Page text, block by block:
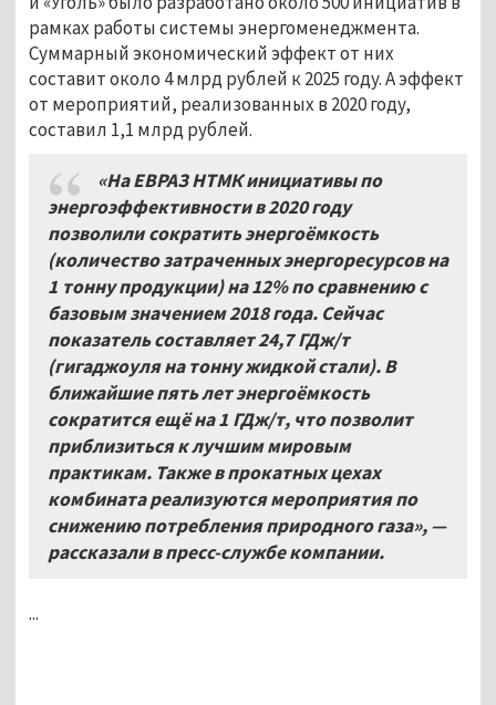
рамках работы системы энергоменеджмента.
Суммарный экономический эффект от них
составит около 4 млрд рублей к 2025 году. А эффект
от мероприятий, реализованных в 2020 году,
составил 1,1 млрд рублей.
«На ЕВРАЗ НТМК инициативы по
энергоэффективности в 2020 году
позволили сократить энергоёмкость
(количество затраченных энергоресурсов на
1 тонну продукции) на 12% по сравнению с
базовым значением 2018 года. Сейчас
показатель составляет 24,7 ГДж/т
(гигаджоуля на тонну жидкой стали). В
ближайшие пять лет энергоёмкость
сократится ещё на 1 ГДж/т, что позволит
приблизиться к лучшим мировым
практикам. Также в прокатных цехах
комбината реализуются мероприятия по
снижению потребления природного газа», —
рассказали в пресс-службе компании.
...